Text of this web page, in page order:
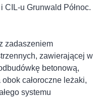
CIL-u Grunwald Północ.
zadaszeniem
zawierającej w
betonową,
całoroczne leżaki,
systemu